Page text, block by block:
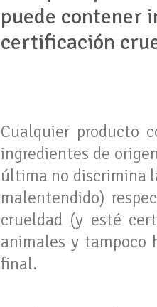
puede contener
certificación
Cualquier producto
ingredientes de
última no discrimina
malentendido)
crueldad (y esté
animales y tampoco
final.